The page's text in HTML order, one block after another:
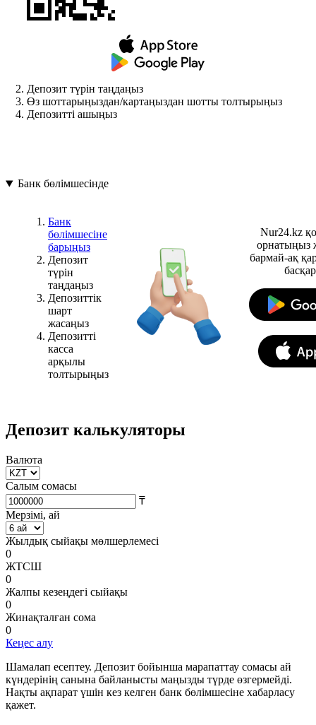
Депозит түрін таңдаңыз
Өз шоттарыңыздан/картаңыздан шотты толтырыңыз
Депозитті ашыңыз
Банк бөлімшесінде
Банк
бөлімшесіне
барыңыз
Депозит
түрін
таңдаңыз
Депозиттік
шарт
жасаңыз
Депозитті
касса
арқылы
толтырыңыз
Nur24.kz
орнатыңыз
бармай-ақ
Депозит калькуляторы
Валюта
Салым сомасы
₸
Мерзімі, ай
Жылдық сыйақы мөлшерлемесі
0
ЖТСШ
0
Жалпы кезеңдегі сыйақы
0
Жинақталған сома
0
Кеңес алу
Шамалап есептеу. Депозит бойынша марапаттау сомасы ай
күндерінің санына байланысты маңызды түрде өзгермейді.
Нақты ақпарат үшін кез келген банк бөлімшесіне хабарласу
қажет.